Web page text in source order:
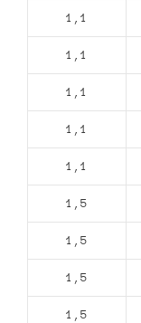
1,1
1,1
1,1
1,1
1,1
1,5
1,5
1,5
1,5